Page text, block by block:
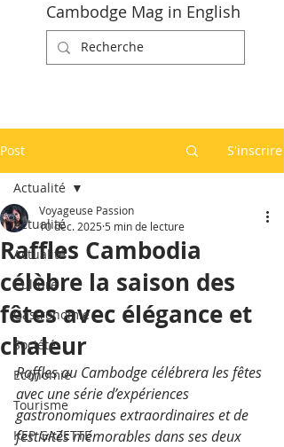
Cambodge Mag in English
Post S'inscrire
Actualité
Actualité
Culture
Gastronomie
Société
Economie
Tourisme
KEP GAZETTE
Actualité
Raffles Cambodia
célèbre la saison des
fêtes avec élégance et
chaleur
Voyageuse Passion
10 déc. 2025 5 min de lecture
Raffles au Cambodge célébrera les fêtes
avec une série d’expériences
gastronomiques extraordinaires et de
festivités mémorables dans ses deux